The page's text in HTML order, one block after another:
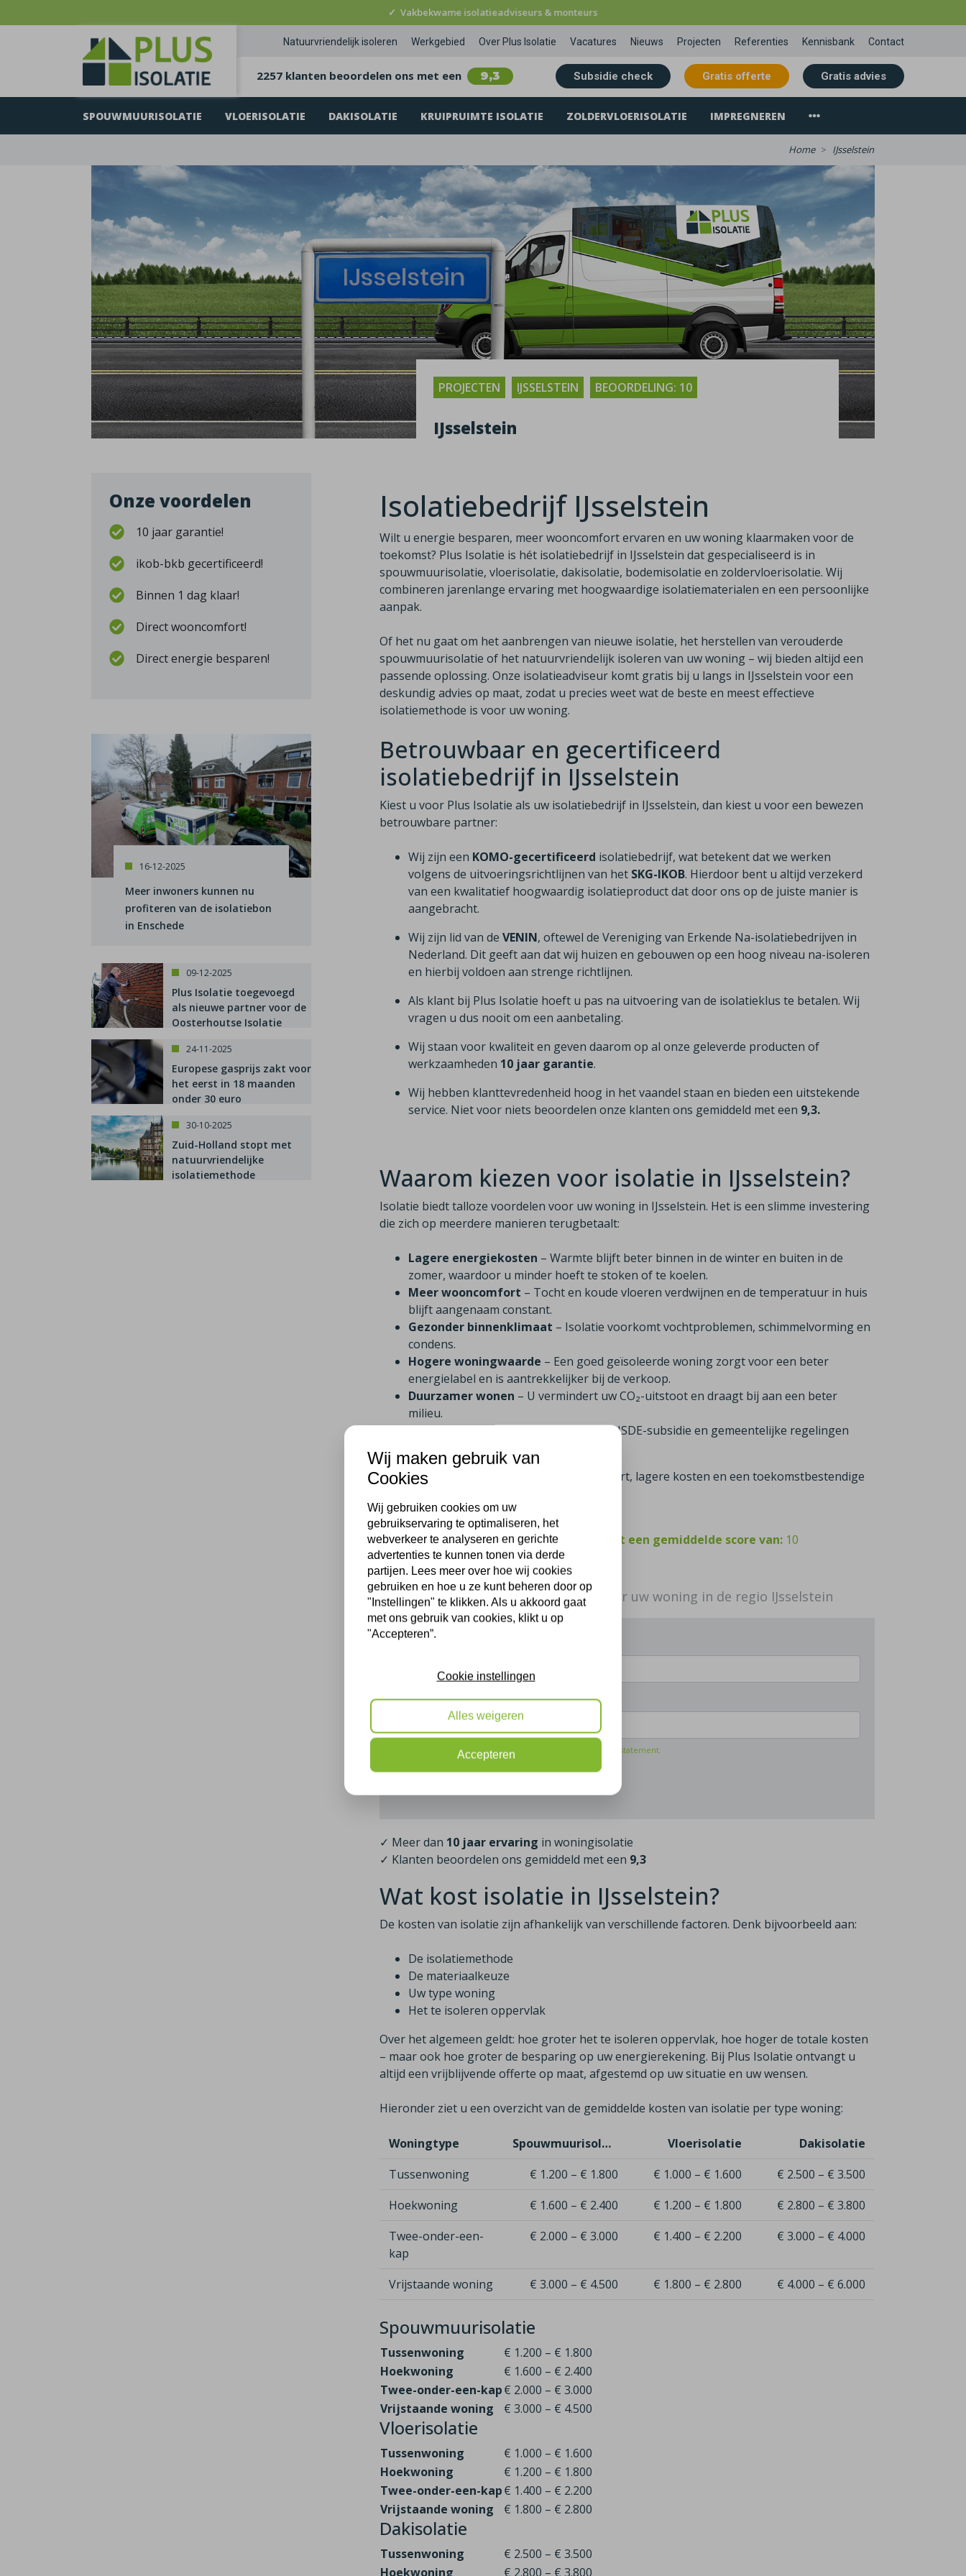
✓ Vakbekwame isolatieadviseurs & monteurs
Natuurvriendelijk isoleren Werkgebied Over Plus Isolatie Vacatures Nieuws Projecten Referenties Kennisbank Contact
2257 klanten beoordelen ons met een 9,3 Subsidie check Gratis offerte Gratis advies
SPOUWMUURISOLATIE VLOERISOLATIE DAKISOLATIE KRUIPRUIMTE ISOLATIE ZOLDERVLOERISOLATIE IMPREGNEREN
Home IJsselstein
Onze voordelen
10 jaar garantie!
ikob-bkb gecertificeerd!
Binnen 1 dag klaar!
Direct wooncomfort!
Direct energie besparen!
16-12-2025
Meer inwoners kunnen nu
profiteren van de isolatiebon
in Enschede
09-12-2025
Plus Isolatie toegevoegd
als nieuwe partner voor de
Oosterhoutse Isolatie
24-11-2025
Europese gasprijs zakt voor
het eerst in 18 maanden
onder 30 euro
30-10-2025
Zuid-Holland stopt met
natuurvriendelijke
isolatiemethode
PROJECTEN IJSSELSTEIN BEOORDELING: 10
IJsselstein
Isolatiebedrijf IJsselstein
Wilt u energie besparen, meer wooncomfort ervaren en uw woning klaarmaken voor de
toekomst? Plus Isolatie is hét isolatiebedrijf in IJsselstein dat gespecialiseerd is in
spouwmuurisolatie, vloerisolatie, dakisolatie, bodemisolatie en zoldervloerisolatie. Wij
combineren jarenlange ervaring met hoogwaardige isolatiematerialen en een persoonlijke
aanpak.
Of het nu gaat om het aanbrengen van nieuwe isolatie, het herstellen van verouderde
spouwmuurisolatie of het natuurvriendelijk isoleren van uw woning – wij bieden altijd een
passende oplossing. Onze isolatieadviseur komt gratis bij u langs in IJsselstein voor een
deskundig advies op maat, zodat u precies weet wat de beste en meest effectieve
isolatiemethode is voor uw woning.
Betrouwbaar en gecertificeerd
isolatiebedrijf in IJsselstein
Kiest u voor Plus Isolatie als uw isolatiebedrijf in IJsselstein, dan kiest u voor een bewezen
betrouwbare partner:
Wij zijn een KOMO-gecertificeerd isolatiebedrijf, wat betekent dat we werken
volgens de uitvoeringsrichtlijnen van het SKG-IKOB. Hierdoor bent u altijd verzekerd
van een kwalitatief hoogwaardig isolatieproduct dat door ons op de juiste manier is
aangebracht.
Wij zijn lid van deVENIN, oftewel de Vereniging van Erkende Na-isolatiebedrijven in
Nederland. Dit geeft aan dat wij huizen en gebouwen op een hoog niveau na-isoleren
en hierbij voldoen aan strenge richtlijnen.
Als klant bij Plus Isolatie hoeft u pas na uitvoering van de isolatieklus te betalen. Wij
vragen u dus nooit om een aanbetaling.
Wij staan voor kwaliteit en geven daarom op al onze geleverde producten of
werkzaamheden 10 jaar garantie.
Wij hebben klanttevredenheid hoog in het vaandel staan en bieden een uitstekende
service. Niet voor niets beoordelen onze klanten ons gemiddeld met een 9,3.
Waarom kiezen voor isolatie in IJsselstein?
Isolatie biedt talloze voordelen voor uw woning in IJsselstein. Het is een slimme investering
die zich op meerdere manieren terugbetaalt:
Lagere energiekosten – Warmte blijft beter binnen in de winter en buiten in de
zomer, waardoor u minder hoeft te stoken of te koelen.
Meer wooncomfort – Tocht en koude vloeren verdwijnen en de temperatuur in huis
blijft aangenaam constant.
Gezonder binnenklimaat – Isolatie voorkomt vochtproblemen, schimmelvorming en
condens.
Hogere woningwaarde – Een goed geïsoleerde woning zorgt voor een beter
energielabel en is aantrekkelijker bij de verkoop.
Duurzamer wonen – U vermindert uw CO₂-uitstoot en draagt bij aan een beter
milieu.
Aantrekkelijke subsidie– Dankzij de ISDE-subsidie en gemeentelijke regelingen
verdient u uw investering sneller terug.
Met isolatie profiteert u dus van meer comfort, lagere kosten en een toekomstbestendige
Klanten uit IJsselstein beoordelen ons met een gemiddelde score van: 10
Bel mij terug
Gratis en vrijblijvend isolatieadvies voor uw woning in de regio IJsselstein
Uw naam:
Telefoonnummer:
De gegevens die u hier verstrekt vallen onder ons privacy statement.
✓ Meer dan 10 jaar ervaring in woningisolatie
✓ Klanten beoordelen ons gemiddeld met een 9,3
Wat kost isolatie in IJsselstein?
De kosten van isolatie zijn afhankelijk van verschillende factoren. Denk bijvoorbeeld aan:
De isolatiemethode
De materiaalkeuze
Uw type woning
Het te isoleren oppervlak
Over het algemeen geldt: hoe groter het te isoleren oppervlak, hoe hoger de totale kosten
– maar ook hoe groter de besparing op uw energierekening. Bij Plus Isolatie ontvangt u
altijd een vrijblijvende offerte op maat, afgestemd op uw situatie en uw wensen.
Hieronder ziet u een overzicht van de gemiddelde kosten van isolatie per type woning:
Woningtype Spouwmuurisolatie Vloerisolatie
Dakisolatie
Tussenwoning
€ 1.200 – € 1.800 € 1.000 – € 1.600
€ 2.500 – € 3.500
Hoekwoning
€ 1.600 – € 2.400 € 1.200 – € 1.800
€ 2.800 – € 3.800
Twee-onder-een-
kap
€ 2.000 – € 3.000 € 1.400 – € 2.200 € 3.000 – € 4.000
Vrijstaande woning € 3.000 – € 4.500 € 1.800 – € 2.800 € 4.000 – € 6.000
Spouwmuurisolatie
Tussenwoning
€ 1.200 – € 1.800
Hoekwoning
€ 1.600 – € 2.400
Twee-onder-een-kap€ 2.000 – € 3.000
Vrijstaande woning
€ 3.000 – € 4.500
Vloerisolatie
Tussenwoning
€ 1.000 – € 1.600
Hoekwoning
€ 1.200 – € 1.800
Twee-onder-een-kap€ 1.400 – € 2.200
Vrijstaande woning
€ 1.800 – € 2.800
Dakisolatie
Tussenwoning
€ 2.500 – € 3.500
Hoekwoning
€ 2.800 – € 3.800
Wij maken gebruik van
Cookies
Wij gebruiken cookies om uw
gebruikservaring te optimaliseren, het
webverkeer te analyseren en gerichte
advertenties te kunnen tonen via derde
partijen. Lees meer over hoe wij cookies
gebruiken en hoe u ze kunt beheren door op
"Instellingen" te klikken. Als u akkoord gaat
met ons gebruik van cookies, klikt u op
"Accepteren”.
Cookie instellingen
Alles weigeren
Accepteren